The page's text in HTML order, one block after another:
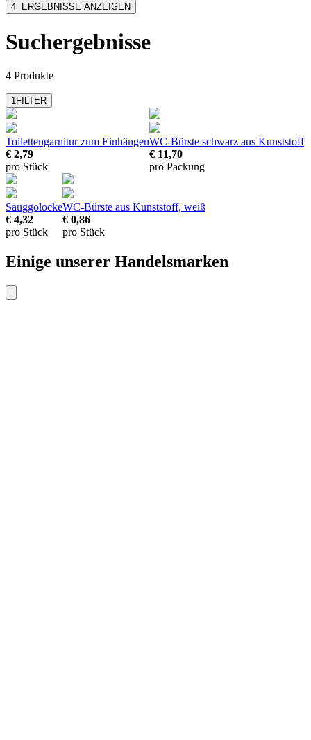
Mobiloclean
Soennecken
4 ERGEBNISSE ANZEIGEN
Suchergebnisse
4 Produkte
1FILTER
Toilettengarniturzum Einhängen
€ 2,79
pro Stück
WC-Bürste schwarz aus Kunststoff
€ 11,70
pro Packung
Sauggolocke
€ 4,32
pro Stück
WC-Bürste aus Kunststoff, weiß
€ 0,86
pro Stück
Einige unserer Handelsmarken